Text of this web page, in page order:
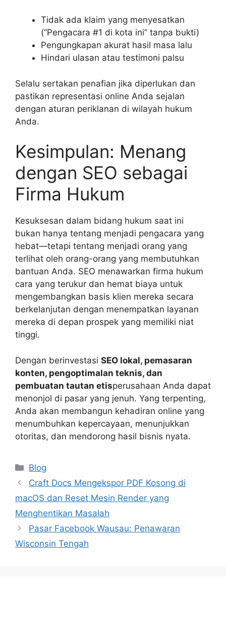
Tidak ada klaim yang menyesatkan
(“Pengacara #1 di kota ini” tanpa bukti)
Pengungkapan akurat hasil masa lalu
Hindari ulasan atau testimoni palsu
Selalu sertakan penafian jika diperlukan dan
pastikan representasi online Anda sejalan
dengan aturan periklanan di wilayah hukum
Anda.
Kesimpulan: Menang
dengan SEO sebagai
Firma Hukum
Kesuksesan dalam bidang hukum saat ini
bukan hanya tentang menjadi pengacara yang
hebat—tetapi tentang menjadi orang yang
terlihat oleh orang-orang yang membutuhkan
bantuan Anda. SEO menawarkan firma hukum
cara yang terukur dan hemat biaya untuk
mengembangkan basis klien mereka secara
berkelanjutan dengan menempatkan layanan
mereka di depan prospek yang memiliki niat
tinggi.
Dengan berinvestasi SEO lokal, pemasaran
konten, pengoptimalan teknis, dan
pembuatan tautan etisperusahaan Anda dapat
menonjol di pasar yang jenuh. Yang terpenting,
Anda akan membangun kehadiran online yang
menumbuhkan kepercayaan, menunjukkan
otoritas, dan mendorong hasil bisnis nyata.
Categories
Blog
Craft Docs Mengekspor PDF Kosong di
macOS dan Reset Mesin Render yang
Menghentikan Masalah
Pasar Facebook Wausau: Penawaran
Wisconsin Tengah